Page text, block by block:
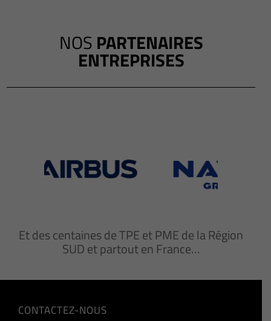
NOS PARTENAIRES
ENTREPRISES
Et des centaines de TPE et PME de la Région
SUD et partout en France…
CONTACTEZ-NOUS